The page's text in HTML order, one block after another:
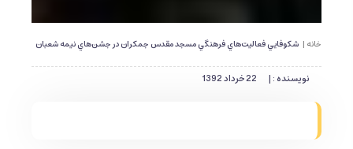
خانه | شكوفايي فعاليت‌هاي فرهنگي مسجد مقدس جمكران در جشن‌هاي نيمه شعبان
نویسنده : | 22 خرداد 1392